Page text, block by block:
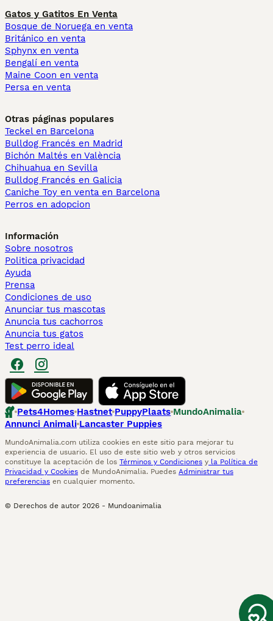
Gatos y Gatitos En Venta
Bosque de Noruega en venta
Británico en venta
Sphynx en venta
Bengalí en venta
Maine Coon en venta
Persa en venta
Otras páginas populares
Teckel en Barcelona
Bulldog Francés en Madrid
Bichón Maltés en València
Chihuahua en Sevilla
Bulldog Francés en Galicia
Caniche Toy en venta en Barcelona
Perros en adopcion
Información
Sobre nosotros
Politica privacidad
Ayuda
Prensa
Condiciones de uso
Anunciar tus mascotas
Anuncia tus cachorros
Anuncia tus gatos
Test perro ideal
Pets4Homes Hastnet PuppyPlaats MundoAnimalia
Annunci Animali Lancaster Puppies
MundoAnimalia.com utiliza cookies en este sitio para mejorar tu
experiencia de usuario. El uso de este sitio web y otros servicios
constituye la aceptación de los Términos y Condiciones y la Política de
Privacidad y Cookies de MundoAnimalia. Puedes Administrar tus
preferencias en cualquier momento.
© Derechos de autor 2026 - Mundoanimalia